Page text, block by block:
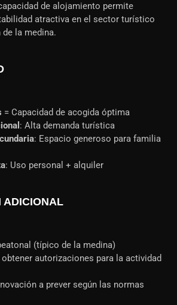
de alojamiento permite
atractiva en el sector turístico
la medina.
= Capacidad de acogida óptima
: Alta demanda turística
: Espacio generoso para familia
: Uso personal + alquiler
ADICIONAL
(típico de la medina)
autorizaciones para la actividad
a prever según las normas